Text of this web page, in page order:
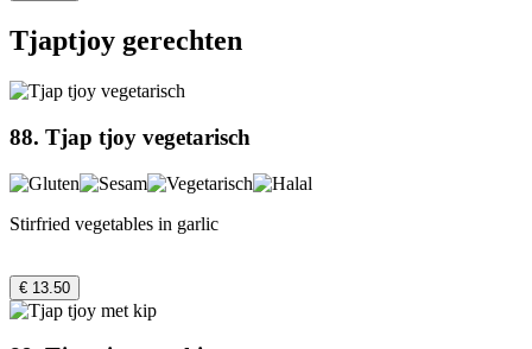
Tjaptjoy gerechten
88. Tjap tjoy vegetarisch
Stirfried vegetables in garlic
€ 13.50